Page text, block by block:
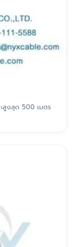
สูงสุด 500 เมตร